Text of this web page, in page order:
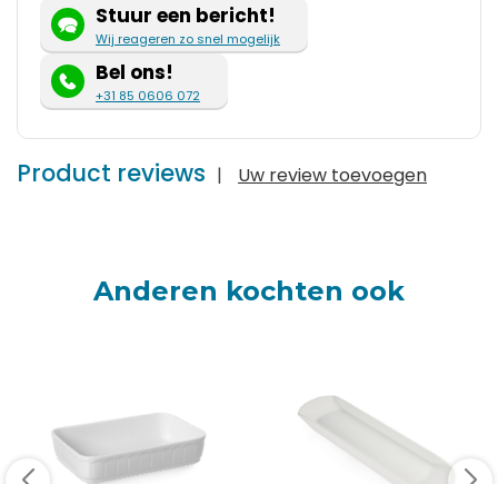
Stuur een bericht!
Wij reageren zo snel mogelijk
Bel ons!
+31 85 0606 072
Product reviews | Uw review toevoegen
Anderen kochten ook